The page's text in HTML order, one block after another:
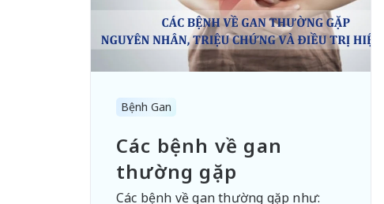
Bệnh Gan
Các bệnh về gan
thường gặp
Các bệnh về gan thường gặp như: